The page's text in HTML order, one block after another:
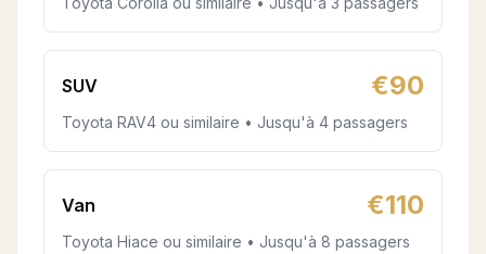
SUV €90
Toyota RAV4 ou similaire • Jusqu'à 4 passagers
Van €110
Toyota Hiace ou similaire • Jusqu'à 8 passagers